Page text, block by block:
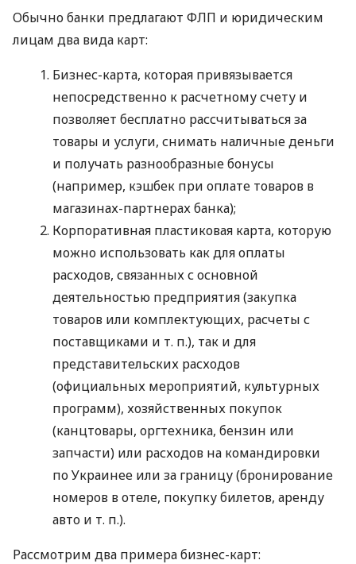
Обычно банки предлагают ФЛП и юридическим
лицам два вида карт:
Бизнес-карта, которая привязывается
непосредственно к расчетному счету и
позволяет бесплатно рассчитываться за
товары и услуги, снимать наличные деньги
и получать разнообразные бонусы
(например, кэшбек при оплате товаров в
магазинах-партнерах банка);
Корпоративная пластиковая карта, которую
можно использовать как для оплаты
расходов, связанных с основной
деятельностью предприятия (закупка
товаров или комплектующих, расчеты с
поставщиками и т. п.), так и для
представительских расходов
(официальных мероприятий, культурных
программ), хозяйственных покупок
(канцтовары, оргтехника, бензин или
запчасти) или расходов на командировки
по Украинее или за границу (бронирование
номеров в отеле, покупку билетов, аренду
авто и т. п.).
Рассмотрим два примера бизнес-карт: